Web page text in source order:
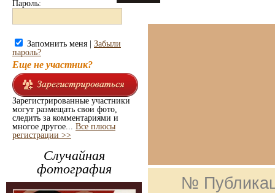
Пароль:
Запомнить меня | Забыли
пароль?
Еще не участник?
Зарегистрированные участники
могут размещать свои фото,
следить за комментариями и
многое другое... Все плюсы
регистрации >>
Случайная
фотография
№